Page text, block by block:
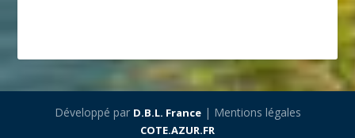
Développé par D.B.L. France| Mentions légales
COTE.AZUR.FR